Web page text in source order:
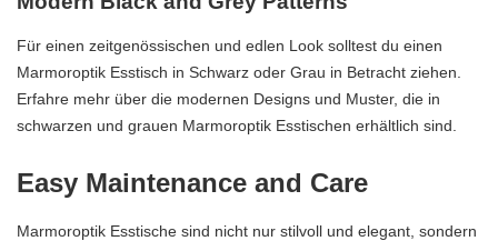
Für einen zeitgenössischen und edlen Look solltest du einen
Marmoroptik Esstisch in Schwarz oder Grau in Betracht ziehen.
Erfahre mehr über die modernen Designs und Muster, die in
schwarzen und grauen Marmoroptik Esstischen erhältlich sind.
Easy Maintenance and Care
Marmoroptik Esstische sind nicht nur stilvoll und elegant, sondern